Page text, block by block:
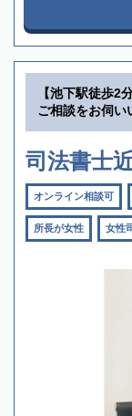
【池下駅徒歩2
ご相談をお伺い
司法書士
オンライン相談可
所長が女性 女性